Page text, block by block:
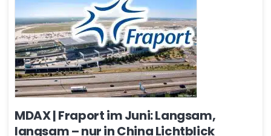
MDAX | Fraport im Juni: Langsam,
langsam – nur in China Lichtblick